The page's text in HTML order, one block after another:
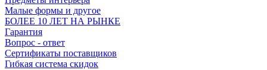
Малые формы и другое
БОЛЕЕ 10 ЛЕТ НА РЫНКЕ
Гарантия
Вопрос - ответ
Сертификаты поставщиков
Гибкая система скидок